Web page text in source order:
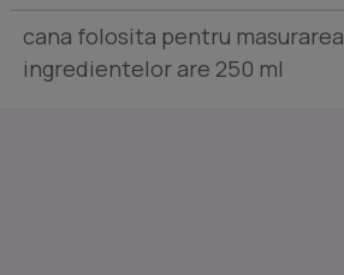
cana folosita pentru masurarea
ingredientelor are 250 ml